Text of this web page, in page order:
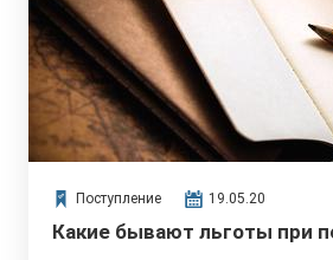
Поступление 19.05.20
Какие бывают льготы при